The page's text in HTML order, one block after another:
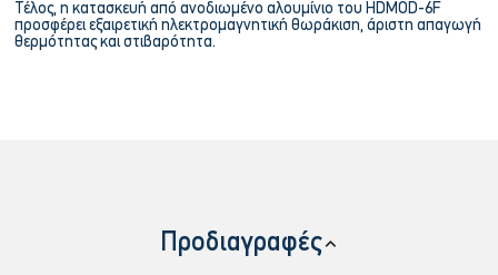
Τέλος, η κατασκευή από ανοδιωμένο αλουμίνιο του HDMOD-6F
προσφέρει εξαιρετική ηλεκτρομαγνητική θωράκιση, άριστη απαγωγή
θερμότητας και στιβαρότητα.
Προδιαγραφές